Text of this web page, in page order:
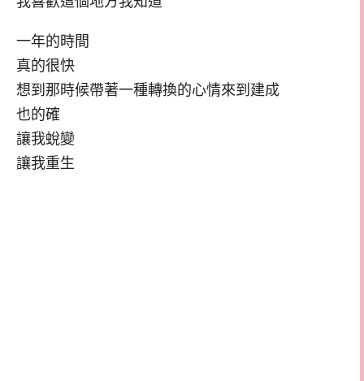
一年的時間
真的很快
想到那時候帶著一種轉換的心情來到建成
也的確
讓我蛻變
讓我重生